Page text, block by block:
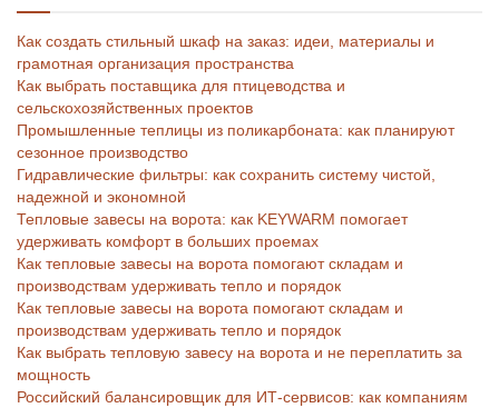
Как создать стильный шкаф на заказ: идеи, материалы и
грамотная организация пространства
Как выбрать поставщика для птицеводства и
сельскохозяйственных проектов
Промышленные теплицы из поликарбоната: как планируют
сезонное производство
Гидравлические фильтры: как сохранить систему чистой,
надежной и экономной
Тепловые завесы на ворота: как KEYWARM помогает
удерживать комфорт в больших проемах
Как тепловые завесы на ворота помогают складам и
производствам удерживать тепло и порядок
Как тепловые завесы на ворота помогают складам и
производствам удерживать тепло и порядок
Как выбрать тепловую завесу на ворота и не переплатить за
мощность
Российский балансировщик для ИТ-сервисов: как компаниям